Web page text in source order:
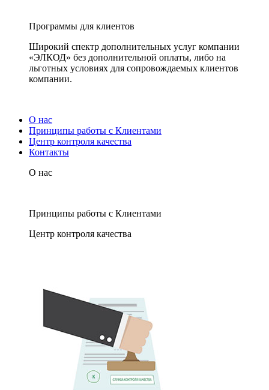
Программы для клиентов
Широкий спектр дополнительных услуг компании
«ЭЛКОД» без дополнительной оплаты, либо на
льготных условиях для сопровождаемых клиентов
компании.
О нас
Принципы работы с Клиентами
Центр контроля качества
Контакты
О нас
Принципы работы с Клиентами
Центр контроля качества